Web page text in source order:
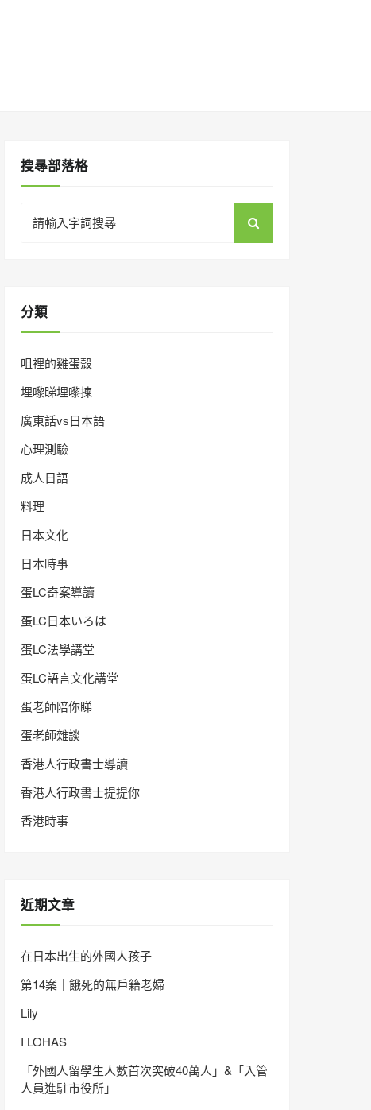
搜㝷部落格
for:
分類
咀裡的雞蛋殼
埋嚟睇埋嚟揀
廣東話vs日本語
心理測驗
成人日語
料理
日本文化
日本時事
蛋LC奇案導讀
蛋LC日本いろは
蛋LC法學講堂
蛋LC語言文化講堂
蛋老師陪你睇
蛋老師雜談
香港人行政書士導讀
香港人行政書士提提你
香港時事
近期文章
在日本出生的外國人孩子
第14案｜餓死的無戶籍老婦
Lily
I LOHAS
「外國人留學生人數首次突破40萬人」&「入管
人員進駐市役所」